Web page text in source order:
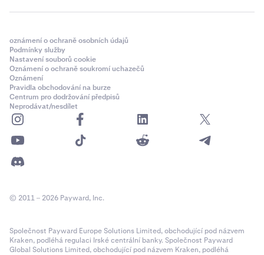
Pokud je vše v pořádku, klepněte naPotvrdit.
4 Klepněte naPokračovat
a zkontrolujte svůj prodej.
Pokud je vše v pořádku, klepněte na
Potvrdit
a prodej dokončete.
oznámení o ochraně osobních údajů
Podmínky služby
Nastavení souborů cookie
Oznámení o ochraně soukromí uchazečů
Oznámení
Pravidla obchodování na burze
Centrum pro dodržování předpisů
Neprodávat/nesdílet
© 2011 – 2026 Payward, Inc.
Společnost Payward Europe Solutions Limited, obchodující pod názvem
Kraken, podléhá regulaci Irské centrální banky. Společnost Payward
Global Solutions Limited, obchodující pod názvem Kraken, podléhá